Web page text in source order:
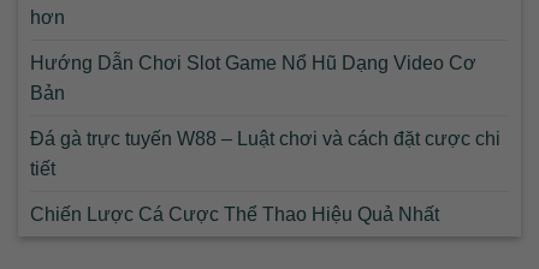
hơn
Hướng Dẫn Chơi Slot Game Nổ Hũ Dạng Video Cơ
Bản
Đá gà trực tuyến W88 – Luật chơi và cách đặt cược chi
tiết
Chiến Lược Cá Cược Thể Thao Hiệu Quả Nhất